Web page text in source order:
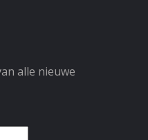
alle nieuwe